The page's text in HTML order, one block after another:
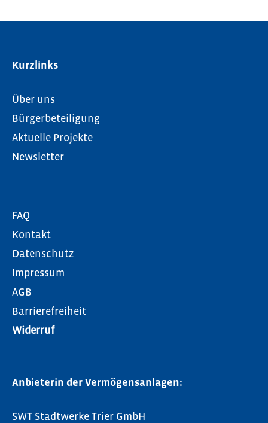
Kurzlinks
Über uns
Bürgerbeteiligung
Aktuelle Projekte
Newsletter
FAQ
Kontakt
Datenschutz
Impressum
AGB
Barrierefreiheit
Widerruf
Anbieterin der Vermögensanlagen:
SWT Stadtwerke Trier GmbH